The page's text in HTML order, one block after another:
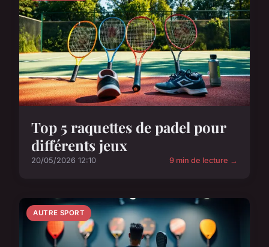
Top 5 raquettes de padel pour
différents jeux
20/05/2026 12:10 9 min de lecture →
AUTRE SPORT